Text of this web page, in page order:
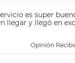
es super
llegar y llegó en
Opinión